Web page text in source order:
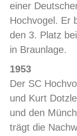
einer
Hochvogel. Er
den 3. Platz
in Braunlage.
1953
Der SC
und Kurt
und den
trägt die